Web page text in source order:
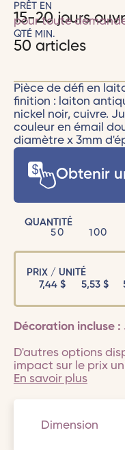
PRÊT EN
15-20 jours
pour toute
QTÉ MIN.
50 articles
Pièce de défi en
finition : laiton
nickel noir, cuivre.
couleur en émail
diamètre x 3mm
Obtenir
QUANTITÉ
50
100
PRIX / UNITÉ
7,44$ 5,53 $
Décoration incluse :
D'autres options
impact sur le prix
En savoir plus
Dimension